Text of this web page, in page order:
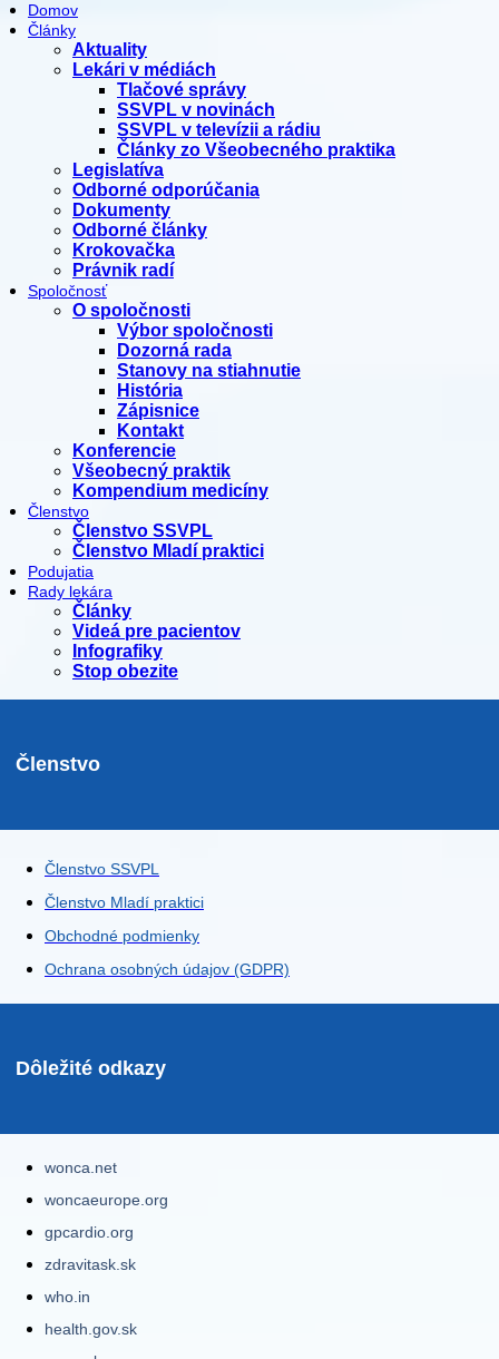
Domov
Články
Aktuality
Lekári v médiách
Tlačové správy
SSVPL v novinách
SSVPL v televízii a rádiu
Články zo Všeobecného praktika
Legislatíva
Odborné odporúčania
Dokumenty
Odborné články
Krokovačka
Právnik radí
Spoločnosť
O spoločnosti
Výbor spoločnosti
Dozorná rada
Stanovy na stiahnutie
História
Zápisnice
Kontakt
Konferencie
Všeobecný praktik
Kompendium medicíny
Členstvo
Členstvo SSVPL
Členstvo Mladí praktici
Podujatia
Rady lekára
Články
Videá pre pacientov
Infografiky
Stop obezite
Členstvo
Členstvo SSVPL
Členstvo Mladí praktici
Obchodné podmienky
Ochrana osobných údajov (GDPR)
Dôležité odkazy
wonca.net
woncaeurope.org
gpcardio.org
zdravitask.sk
who.in
health.gov.sk